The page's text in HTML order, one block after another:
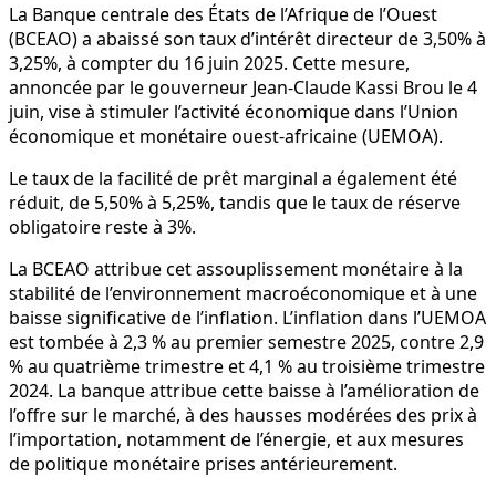
La Banque centrale des États de l’Afrique de l’Ouest
(BCEAO) a abaissé son taux d’intérêt directeur de 3,50% à
3,25%, à compter du 16 juin 2025. Cette mesure,
annoncée par le gouverneur Jean-Claude Kassi Brou le 4
juin, vise à stimuler l’activité économique dans l’Union
économique et monétaire ouest-africaine (UEMOA).
Le taux de la facilité de prêt marginal a également été
réduit, de 5,50% à 5,25%, tandis que le taux de réserve
obligatoire reste à 3%.
La BCEAO attribue cet assouplissement monétaire à la
stabilité de l’environnement macroéconomique et à une
baisse significative de l’inflation. L’inflation dans l’UEMOA
est tombée à 2,3 % au premier semestre 2025, contre 2,9
% au quatrième trimestre et 4,1 % au troisième trimestre
2024. La banque attribue cette baisse à l’amélioration de
l’offre sur le marché, à des hausses modérées des prix à
l’importation, notamment de l’énergie, et aux mesures
de politique monétaire prises antérieurement.